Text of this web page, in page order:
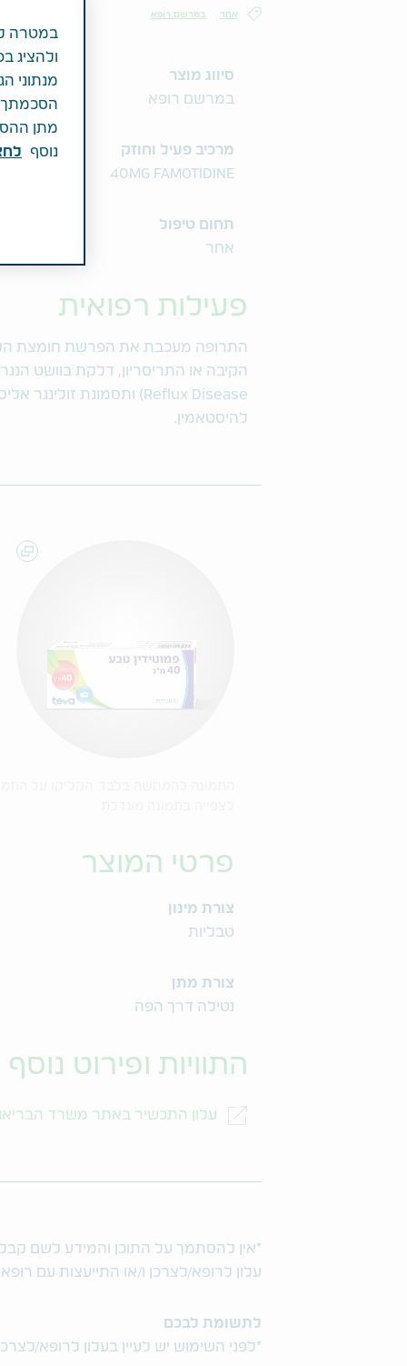
אחר במרשם רופא
סיווג מוצר
במרשם רופא
מרכיב פעיל וחוזק
40MG FAMOTIDINE
תחום טיפול
אחר
פעילות רפואית
התרופה מעכבת את הפרשת חומצת
להיסטאמין.
פרטי המוצר
צורת מינון
טבליות
צורת מתן
נטילה דרך הפה
התוויות ופירוט נוסף
עלון התכשיר באתר משרד
*אין להסתמך על התוכן והמידע לשם
עלון לרופא/לצרכן ו/או התייעצות עם
לתשומת לבכם
*לפני השימוש יש לעיין בעלון לרופא/
במטרה
ולהציג
מנתוני
הסכמתך
מתן
נוסף